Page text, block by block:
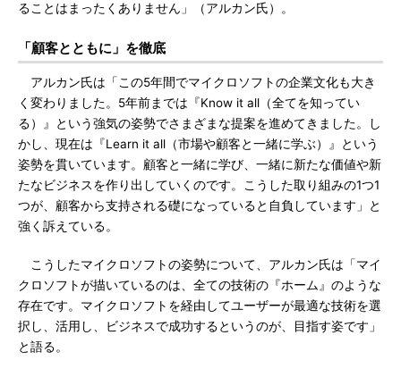
ることはまったくありません」（アルカン氏）。
「顧客とともに」を徹底
アルカン氏は「この5年間でマイクロソフトの企業文化も大き
く変わりました。5年前までは『Know it all（全てを知ってい
る）』という強気の姿勢でさまざまな提案を進めてきました。し
かし、現在は『Learn it all（市場や顧客と一緒に学ぶ）』という
姿勢を貫いています。顧客と一緒に学び、一緒に新たな価値や新
たなビジネスを作り出していくのです。こうした取り組みの1つ1
つが、顧客から支持される礎になっていると自負しています」と
強く訴えている。
こうしたマイクロソフトの姿勢について、アルカン氏は「マイ
クロソフトが描いているのは、全ての技術の『ホーム』のような
存在です。マイクロソフトを経由してユーザーが最適な技術を選
択し、活用し、ビジネスで成功するというのが、目指す姿です」
と語る。